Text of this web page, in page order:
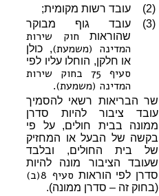
(2)
עובד רשות מקומית;
(3)
עובד גוף מבוקר
שהוראות חוק שירות
המדינה (משמעת), כולן
או חלקן, הוחלו עליו לפי
סעיף 75 בחוק שירות
המדינה (משמעת).
שר הבריאות רשאי להסמיך
עובד ציבור להיות סדרן
ממונה בבית חולים, על פי
בקשה של הבעל או המחזיק
של בית החולים, ובלבד
שעובד הציבור מונה להיות
סדרן לפי הוראות סעיף 8(ב)
(בחוק זה – סדרן ממונה).